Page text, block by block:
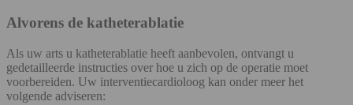
Alvorens de katheterablatie
Als uw arts u katheterablatie heeft aanbevolen, ontvangt u
gedetailleerde instructies over hoe u zich op de operatie moet
voorbereiden. Uw interventiecardioloog kan onder meer het
volgende adviseren: